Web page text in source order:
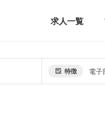
求人一覧
特徴 電子